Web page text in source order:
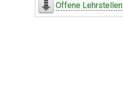
Offene Lehrstellen